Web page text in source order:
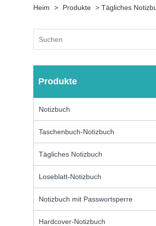
Heim > Produkte >Tägliches
Produkte
Notizbuch
Taschenbuch-Notizbuch
Tägliches Notizbuch
Loseblatt-Notizbuch
Notizbuch mit Passwortsperre
Hardcover-Notizbuch